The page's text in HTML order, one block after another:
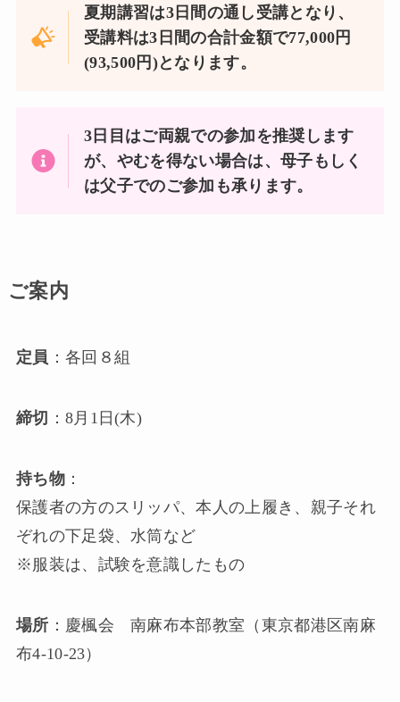
夏期講習は3日間の通し受講となり、
受講料は3日間の合計金額で77,000円
(93,500円)となります。
3日目はご両親での参加を推奨します
が、やむを得ない場合は、母子もしく
は父子でのご参加も承ります。
ご案内
定員 ：各回８組
締切 ：8月1日(木)
持ち物：
保護者の方のスリッパ、本人の上履き、親子それ
ぞれの下足袋、水筒など
※服装は、試験を意識したもの
場所 ：慶楓会 南麻布本部教室（東京都港区南麻
布4-10-23）